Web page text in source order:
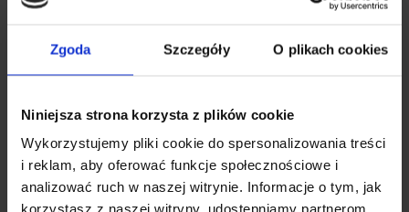
Zgoda Szczegóły O plikach cookies
Niniejsza strona korzysta z plików cookie
Wykorzystujemy pliki cookie do spersonalizowania treści
i reklam, aby oferować funkcje społecznościowe i
analizować ruch w naszej witrynie. Informacje o tym, jak
korzystasz z naszej witryny, udostępniamy partnerom
Product Description